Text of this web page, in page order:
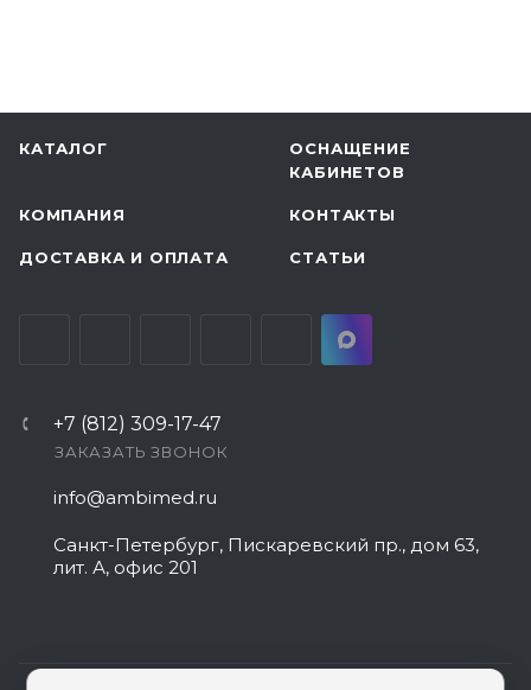
КАТАЛОГ
ОСНАЩЕНИЕ
КАБИНЕТОВ
КОМПАНИЯ КОНТАКТЫ
ДОСТАВКА И ОПЛАТА СТАТЬИ
+7 (812) 309-17-47
ЗАКАЗАТЬ ЗВОНОК
info@ambimed.ru
Санкт-Петербург, Пискаревский пр., дом 63,
лит. А, офис 201